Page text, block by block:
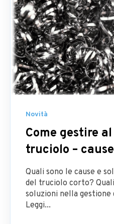
Novità
Come gestire
truciolo –
Quali sono le cause e
del truciolo corto?
soluzioni nella
Leggi...